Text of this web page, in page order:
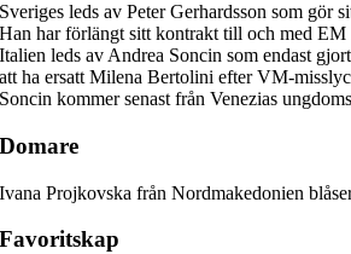
Sveriges leds av Peter Gerhardsson som gör
Han har förlängt sitt kontrakt till och med EM
Italien leds av Andrea Soncin som endast
att ha ersatt Milena Bertolini efter VM-
Soncin kommer senast från Venezias
Domare
Ivana Projkovska från Nordmakedonien
Favoritskap